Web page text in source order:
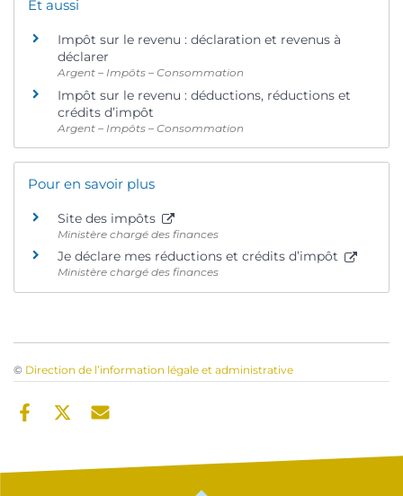
Et aussi
Impôt sur le revenu : déclaration et revenus à
déclarer
Argent – Impôts – Consommation
Impôt sur le revenu : déductions, réductions et
crédits d’impôt
Argent – Impôts – Consommation
Pour en savoir plus
Site des impôts
Ministère chargé des finances
Je déclare mes réductions et crédits d’impôt
Ministère chargé des finances
© Direction de l’information légale et administrative